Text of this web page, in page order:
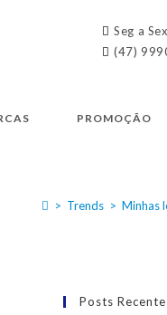
Seg a
(47)
PROMOÇÃO
> Trends > Minhas
Posts